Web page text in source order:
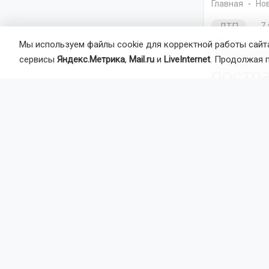
Главная
ДТП 7
Мы используем файлы cookie для корректной работы
сервисы Яндекс.Метрика, Mail.ru и LiveInternet. Продолжая